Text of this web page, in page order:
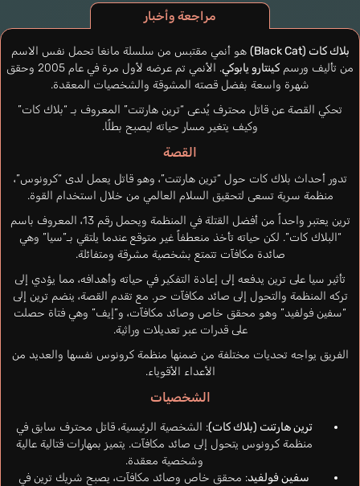
مراجعة وأخبار
بلاك كات (Black Cat)
هو أنمي مقتبس من سلسلة مانغا تحمل نفس الاسم
من تأليف ورسم كينتارو يابوكي
. الأنمي تم عرضه لأول مرة في عام 2005 وحقق
شهرة واسعة بفضل قصته المشوقة والشخصيات المعقدة.
تحكي القصة عن قاتل محترف يُدعى “ترين هارتنت” المعروف بـ “بلاك كات”
وكيف يتغير مسار حياته ليصبح بطلًا.
القصة
تدور أحداث بلاك كات حول “ترين هارتنت”، وهو قاتل يعمل لدى “كرونوس”،
منظمة سرية تسعى لتحقيق السلام العالمي من خلال استخدام القوة.
ترين يعتبر واحداً من أفضل القتلة في المنظمة ويحمل رقم 13، المعروف باسم
“البلاك كات”. لكن حياته تأخذ منعطفاً غير متوقع عندما يلتقي بـ”سيا” وهي
صائدة مكافآت تتمتع بشخصية مشرقة ومتفائلة.
تأثير سيا على ترين يدفعه إلى إعادة التفكير في حياته وأهدافه، مما يؤدي إلى
تركه المنظمة والتحول إلى صائد مكافآت حر. مع تقدم القصة، ينضم ترين إلى
“سفين فولفيد” وهو محقق خاص وصائد مكافآت، و”إيف” وهي فتاة حصلت
على قدرات عبر تعديلات وراثية.
الفريق يواجه تحديات مختلفة من ضمنها منظمة كرونوس نفسها والعديد من
الأعداء الأقوياء.
الشخصيات
ترين هارتنت (بلاك كات): الشخصية الرئيسية، قاتل محترف سابق في
منظمة كرونوس يتحول إلى صائد مكافآت. يتميز بمهارات قتالية عالية
وشخصية معقدة.
سفين فولفيد: محقق خاص وصائد مكافآت، يصبح شريك ترين في